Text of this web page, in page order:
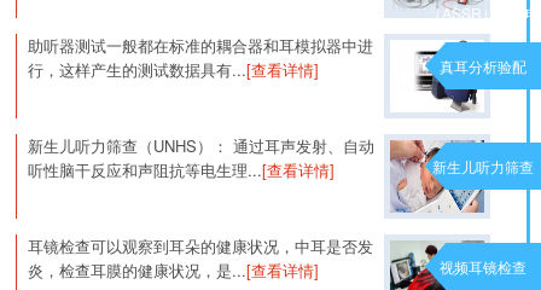
（ASSR）诱发电
位
助听器测试一般都在标准的耦合器和耳模拟器中进
行，这样产生的测试数据具有...[查看详情] 真耳分析验配
新生儿听力筛查（UNHS）： 通过耳声发射、自动
听性脑干反应和声阻抗等电生理...[查看详情] 新生儿听力筛查
耳镜检查可以观察到耳朵的健康状况，中耳是否发
炎，检查耳膜的健康状况，是...[查看详情] 视频耳镜检查